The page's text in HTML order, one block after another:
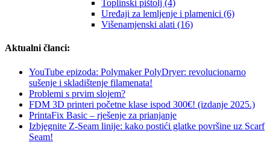
Toplinski pištolj (4)
Uređaji za lemljenje i plamenici (6)
Višenamjenski alati (16)
Aktualni članci:
YouTube epizoda: Polymaker PolyDryer: revolucionarno
sušenje i skladištenje filamenata!
Problemi s prvim slojem?
FDM 3D printeri početne klase ispod 300€! (izdanje 2025.)
PrintaFix Basic – rješenje za prianjanje
Izbjegnite Z-Seam linije: kako postići glatke površine uz Scarf
Seam!